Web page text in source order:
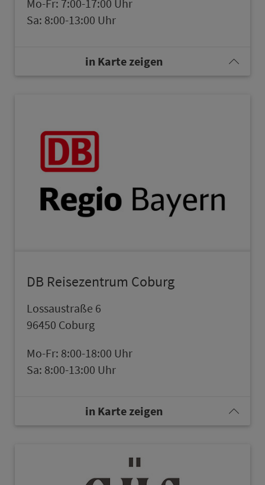
Mo-Fr: 7:00-17:00 Uhr
Sa: 8:00-13:00 Uhr
in Karte zeigen
DB Reisezentrum Coburg
Lossaustraße 6
96450 Coburg
Mo-Fr: 8:00-18:00 Uhr
Sa: 8:00-13:00 Uhr
in Karte zeigen